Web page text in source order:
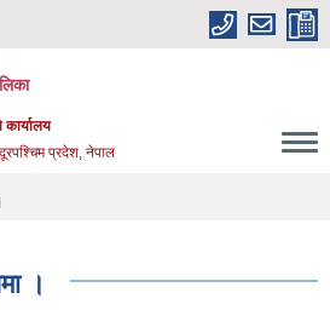
कार्यालय
प्रदेश, नेपाल
।